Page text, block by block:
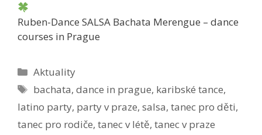
Ruben-Dance SALSA Bachata Merengue – dance
courses in Prague
Rubriky
Aktuality
Štítky
bachata,dance in prague, karibské tance,
latino party, party v praze, salsa, tanec pro děti,
tanec pro rodiče, tanec v létě, tanec v praze